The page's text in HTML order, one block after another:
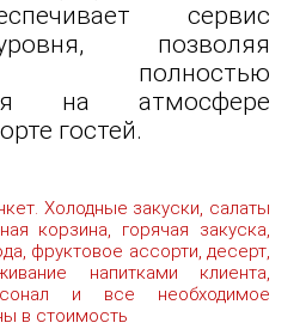
сервис
позволяя
полностью
на атмосфере
гостей.
Холодные закуски, салаты
корзина, горячая закуска,
фруктовое ассорти, десерт,
напитками клиента,
и все необходимое
в стоимость